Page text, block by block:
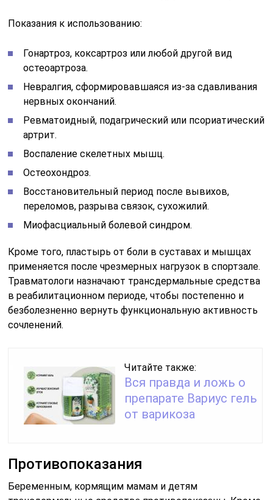
Показания к использованию:
Гонартроз, коксартроз или любой другой вид
остеоартроза.
Невралгия, сформировавшаяся из-за сдавливания
нервных окончаний.
Ревматоидный, подагрический или псориатический
артрит.
Воспаление скелетных мышц.
Остеохондроз.
Восстановительный период после вывихов,
переломов, разрыва связок, сухожилий.
Миофасциальный болевой синдром.
Кроме того, пластырь от боли в суставах и мышцах
применяется после чрезмерных нагрузок в спортзале.
Травматологи назначают трансдермальные средства
в реабилитационном периоде, чтобы постепенно и
безболезненно вернуть функциональную активность
сочленений.
Читайте также:
Вся правда и ложь о
препарате Вариус гель
от варикоза
Противопоказания
Беременным, кормящим мамам и детям